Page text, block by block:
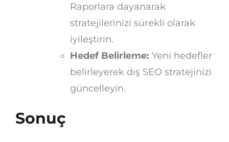
Raporlara dayanarak
stratejilerinizi sürekli olarak
iyileştirin.
Hedef Belirleme: Yeni hedefler
belirleyerek dış SEO stratejinizi
güncelleyin.
Sonuç